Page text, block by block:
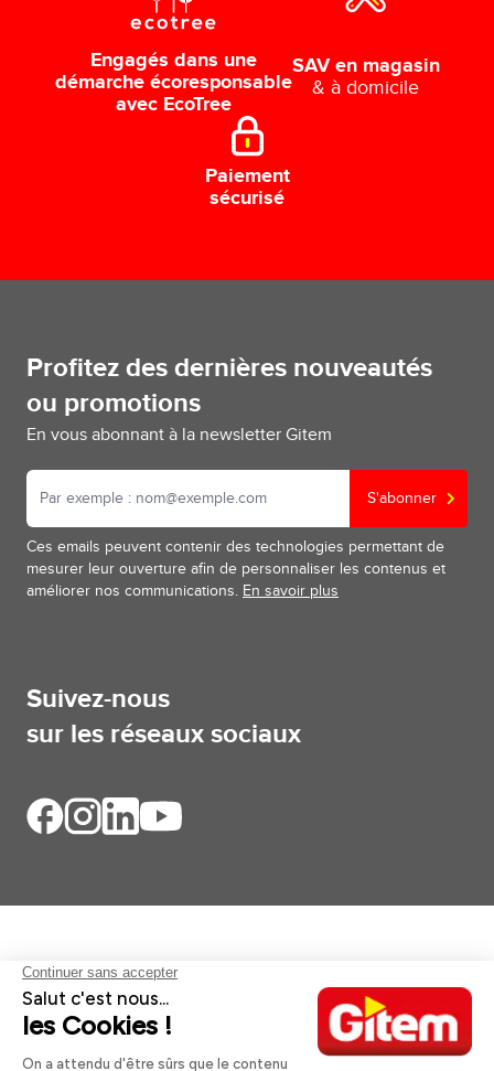
Engagés dans une
démarche écoresponsable
avec EcoTree
SAV en magasin
& à domicile
Paiement
sécurisé
Profitez des dernières nouveautés
ou promotions
En vous abonnant à la newsletter Gitem
S'abonner
Ces emails peuvent contenir des technologies permettant de
mesurer leur ouverture afin de personnaliser les contenus et
améliorer nos communications. En savoir plus
Suivez-nous
sur les réseaux sociaux
Aides et informations
Services